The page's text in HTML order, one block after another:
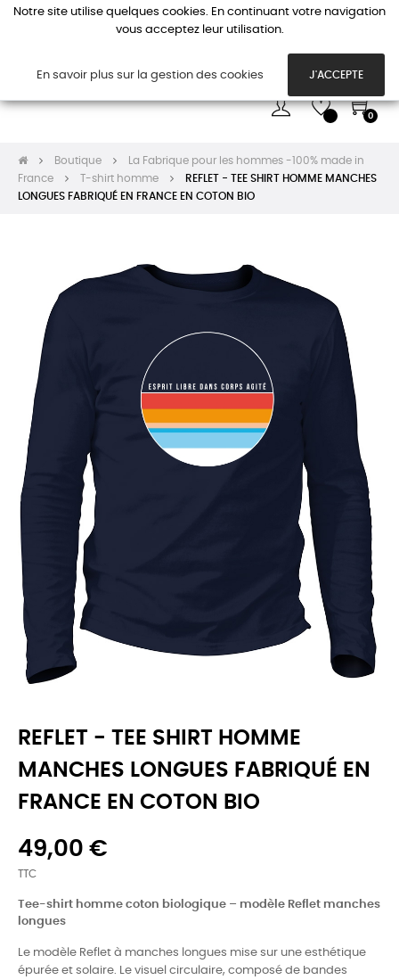
la
0
Boutique
La Fabrique pour les hommes -100% made in
France
T-shirt homme
REFLET - TEE SHIRT HOMME MANCHES
LONGUES FABRIQUÉ EN FRANCE EN COTON BIO
REFLET - TEE SHIRT HOMME
MANCHES LONGUES FABRIQUÉ EN
FRANCE EN COTON BIO
49,00 €
TTC
Tee-shirt homme coton biologique – modèle Reflet manches
longues
Le modèle Reflet à manches longues mise sur une esthétique
épurée et solaire. Le visuel circulaire, composé de bandes
Notre site utilise quelques cookies. En continuant votre navigation
vous acceptez leur utilisation.
En savoir plus sur la gestion des cookies J'ACCEPTE